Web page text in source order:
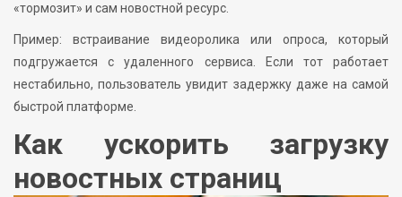
«тормозит» и сам новостной ресурс.
Пример: встраивание видеоролика или опроса, который
подгружается с удаленного сервиса. Если тот работает
нестабильно, пользователь увидит задержку даже на самой
быстрой платформе.
Как ускорить загрузку
новостных страниц